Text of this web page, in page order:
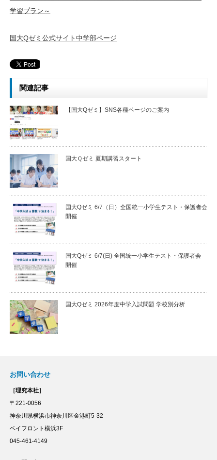
学習プラン～
国大Qゼミ公式サイト中学部ページ
関連記事
【国大Qゼミ】SNS各種ページのご案内
国大Ｑゼミ 夏期講習スタート
国大Qゼミ 6/7（日）全国統一小学生テスト・保護者会
開催
国大Qゼミ 6/7(日) 全国統一小学生テスト・保護者会
開催
国大Qゼミ 2026年度中学入試問題 学校別分析
お問い合わせ
［理究本社］
〒221-0056
神奈川県横浜市神奈川区金港町5-32
ベイフロント横浜3F
045-461-4149